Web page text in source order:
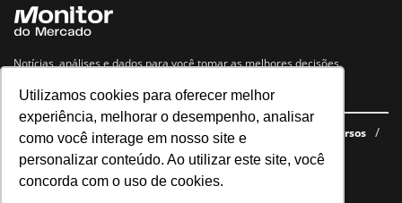
Utilizamos cookies para oferecer melhor
experiência, melhorar o desempenho, analisar
como você interage em nosso site e
personalizar conteúdo. Ao utilizar este site, você
concorda com o uso de cookies.
Notícias, análises e dados para você tomar as melhores decisões.
Navegue no site
Últimas notícias Quem somos E-books gratuitos
Cursos
Política de privacidade